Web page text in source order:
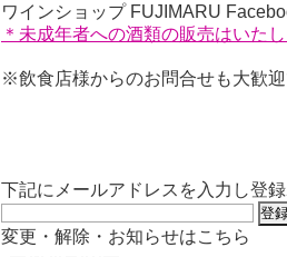
ワインショップ FUJIMARU
＊未成年者への酒類の販売はいたし
※飲食店様からのお問合せも大歓
下記にメールアドレスを入力し登
変更・解除・お知らせはこちら